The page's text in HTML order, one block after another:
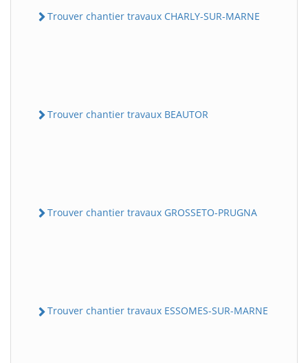
Trouver chantier travaux CHARLY-SUR-MARNE
Trouver chantier travaux BEAUTOR
Trouver chantier travaux GROSSETO-PRUGNA
Trouver chantier travaux ESSOMES-SUR-MARNE